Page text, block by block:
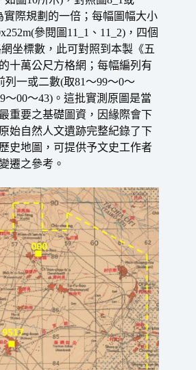
實際規劃的一倍；每幅圖幅大小
參閱圖11_1、11_2)，四個
坐標數，此可對照到本製《五
十萬公尺方格網；每幅編列有
列一或二數(取81〜99〜0〜
〜00〜43)。這批實測原圖是當
重要之基礎圖資，因緣際會下
始自然人文遺跡完整紀錄了下
史地圖，可提供予文史工作者
遷之參考。